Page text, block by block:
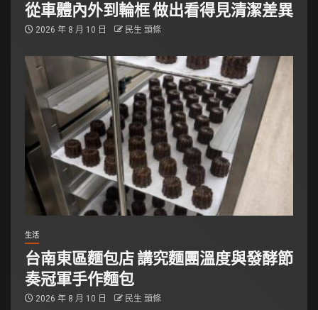
從車體內外到輪框 做出看得見清潔差異
2026 年 8 月 10 日 民生 頭條
生活
台南東區麵包店 講究麵團溫度與發酵節
奏冠軍手作麵包
2026 年 8 月 10 日 民生 頭條